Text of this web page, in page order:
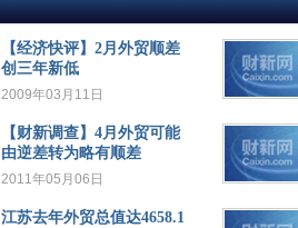
【经济快评】2月外贸顺差
创三年新低
2009年03月11日
【财新调查】4月外贸可能
由逆差转为略有顺差
2011年05月06日
江苏去年外贸总值达4658.1